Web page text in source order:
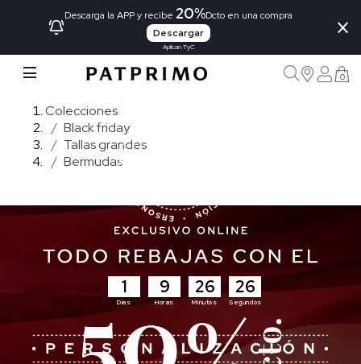
Descarga la APP y recibe 20%Dcto en una compra
Descargar
Aplican TyC
×
0
Colecciones
Black friday
Tallas grandes
Bermudas
1
Días
9
Horas
26
Minutos
24
Segundos